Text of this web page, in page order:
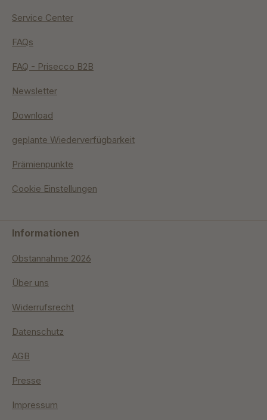
Service Center
FAQs
FAQ - Prisecco B2B
Newsletter
Download
geplante Wiederverfügbarkeit
Prämienpunkte
Cookie Einstellungen
Informationen
Obstannahme 2026
Über uns
Widerrufsrecht
Datenschutz
AGB
Presse
Impressum